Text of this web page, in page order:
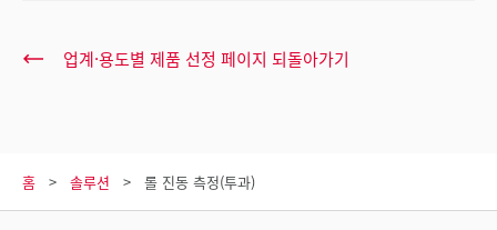
업계·용도별 제품 선정 페이지 되돌아가기
홈 솔루션 롤 진동 측정(투과)